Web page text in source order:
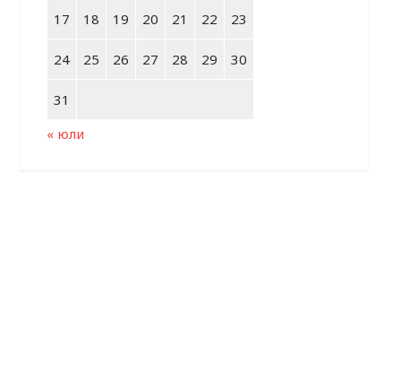
17 18 19 20 21 22 23
24 25 26 27 28 29 30
31
« юли